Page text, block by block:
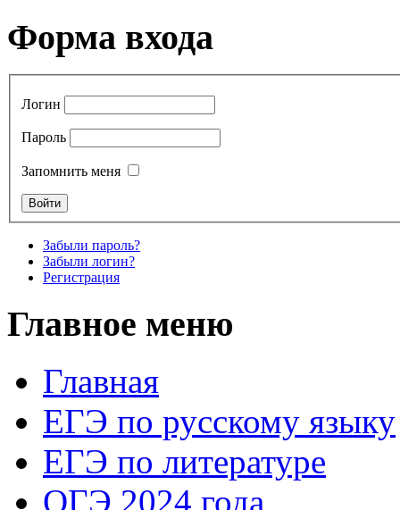
Форма входа
Логин
Пароль
Запомнить меня
Забыли пароль?
Забыли логин?
Регистрация
Главное меню
Главная
ЕГЭ по русскому языку
ЕГЭ по литературе
ОГЭ 2024 года